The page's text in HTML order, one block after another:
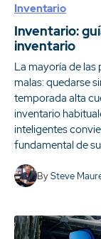
Inventario
Inventario:
inventario
La mayoría de las
malas: quedarse
temporada alta
inventario
inteligentes
fundamental de
BySteve